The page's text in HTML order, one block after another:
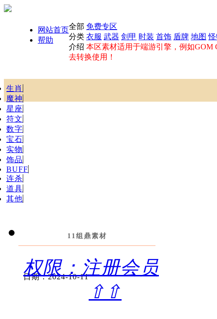
网站首页
帮助
全部 免费专区
分类 衣服 武器 剑甲 时装 首饰 盾牌 地图
介绍 本区素材适用于端游引擎，例如GOM
去转换使用！
生肖
魔神
星座
符文
数字
宝石
实物
饰品
BUFF
连杀
道具
其他
11组鼎素材
权限：注册会员
⇧⇧
日期：2024-10-11